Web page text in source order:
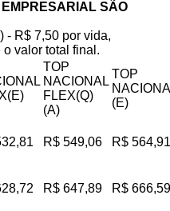
SÃO
- R$ 7,50 por vida,
valor total final.
TOP
NACIONAL
FLEX(Q)
(A)
TOP
(E)
R$ 549,06 R$ 564,91
R$ 647,89 R$ 666,59